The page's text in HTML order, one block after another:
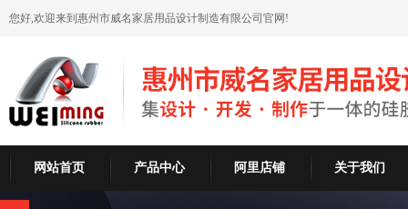
您好,欢迎来到惠州市威名家居用品设计制造有限公司官网!
网站首页 产品中心 阿里店铺 关于我们